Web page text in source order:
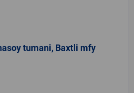
tumani, Baxtli mfy